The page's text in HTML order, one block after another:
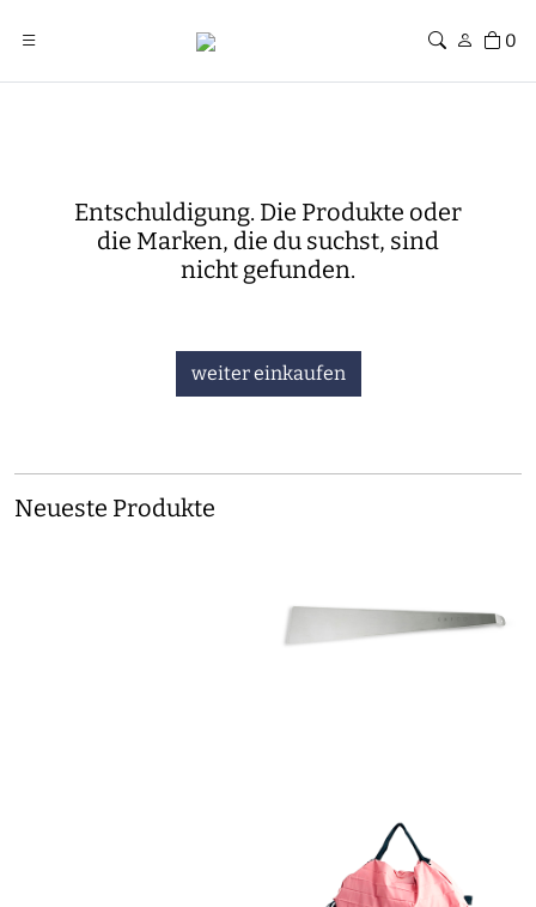
0
Entschuldigung. Die Produkte oder
die Marken, die du suchst, sind
nicht gefunden.
weiter einkaufen
Neueste Produkte